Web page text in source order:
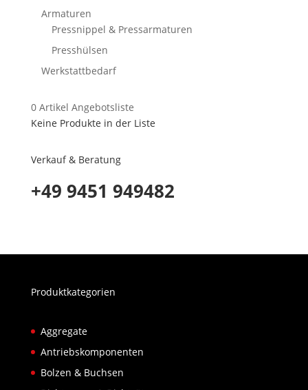
Armaturen
Pressnippel & Pressarmaturen
Presshülsen
Werkstattbedarf
0Artikel Angebotsliste
Keine Produkte in der Liste
Verkauf & Beratung
+49 9451 949482
Produktkategorien
Aggregate
Antriebskomponenten
Bolzen & Buchsen